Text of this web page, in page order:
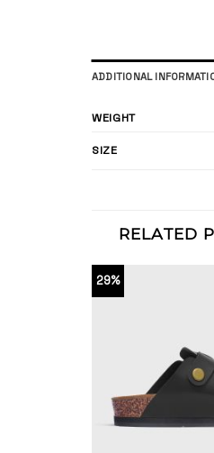
ADDITIONAL
WEIGHT
SIZE
RELATED
29%